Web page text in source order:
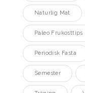
Naturlig Mat
Paleo Frukosttips
Periodisk Fasta
Semester